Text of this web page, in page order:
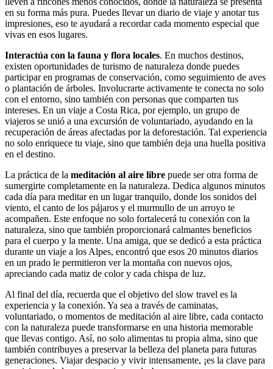
en su forma más pura. Puedes llevar un diario de viaje y anotar tus
impresiones, eso te ayudará a recordar cada momento especial que
vivas en esos lugares.
Interactúa con la fauna y flora locales. En muchos destinos,
existen oportunidades de turismo de naturaleza donde puedes
participar en programas de conservación, como seguimiento de aves
o plantación de árboles. Involucrarte activamente te conecta no solo
con el entorno, sino también con personas que comparten tus
intereses. En un viaje a Costa Rica, por ejemplo, un grupo de
viajeros se unió a una excursión de voluntariado, ayudando en la
recuperación de áreas afectadas por la deforestación. Tal experiencia
no solo enriquece tu viaje, sino que también deja una huella positiva
en el destino.
La práctica de la meditación al aire libre puede ser otra forma de
sumergirte completamente en la naturaleza. Dedica algunos minutos
cada día para meditar en un lugar tranquilo, donde los sonidos del
viento, el canto de los pájaros y el murmullo de un arroyo te
acompañen. Este enfoque no solo fortalecerá tu conexión con la
naturaleza, sino que también proporcionará calmantes beneficios
para el cuerpo y la mente. Una amiga, que se dedicó a esta práctica
durante un viaje a los Alpes, encontró que esos 20 minutos diarios
en un prado le permitieron ver la montaña con nuevos ojos,
apreciando cada matiz de color y cada chispa de luz.
Al final del día, recuerda que el objetivo del slow travel es la
experiencia y la conexión. Ya sea a través de caminatas,
voluntariado, o momentos de meditación al aire libre, cada contacto
con la naturaleza puede transformarse en una historia memorable
que llevas contigo. Así, no solo alimentas tu propia alma, sino que
también contribuyes a preservar la belleza del planeta para futuras
generaciones. Viajar despacio y vivir intensamente, ¡es la clave para